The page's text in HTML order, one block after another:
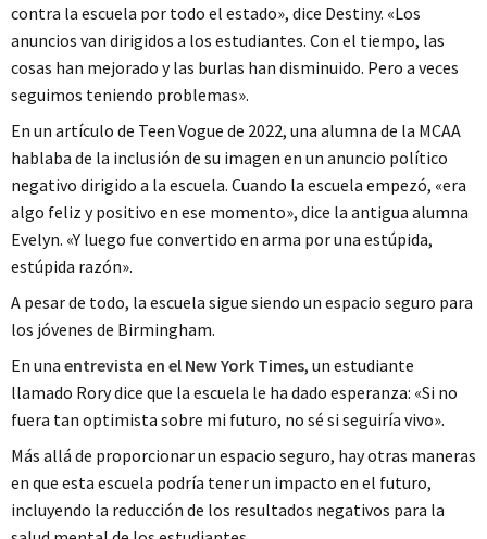
contra la escuela por todo el estado», dice Destiny. «Los
anuncios van dirigidos a los estudiantes. Con el tiempo, las
cosas han mejorado y las burlas han disminuido. Pero a veces
seguimos teniendo problemas».
En un artículo de Teen Vogue de 2022, una alumna de la MCAA
hablaba de la inclusión de su imagen en un anuncio político
negativo dirigido a la escuela. Cuando la escuela empezó, «era
algo feliz y positivo en ese momento», dice la antigua alumna
Evelyn. «Y luego fue convertido en arma por una estúpida,
estúpida razón».
A pesar de todo, la escuela sigue siendo un espacio seguro para
los jóvenes de Birmingham.
En una entrevista en el New York Times, un estudiante
llamado Rory dice que la escuela le ha dado esperanza: «Si no
fuera tan optimista sobre mi futuro, no sé si seguiría vivo».
Más allá de proporcionar un espacio seguro, hay otras maneras
en que esta escuela podría tener un impacto en el futuro,
incluyendo la reducción de los resultados negativos para la